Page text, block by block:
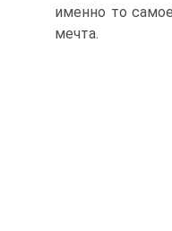
именно то
мечта.